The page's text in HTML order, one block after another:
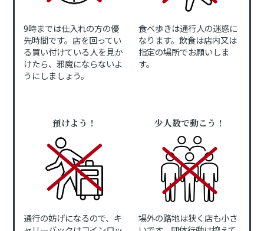
9時までは仕入れの方の優
先時間です。店を回ってい
る買い付けている人を見か
けたら、邪魔にならないよ
うにしましょう。
食べ歩きは通行人の迷惑に
なります。飲食は店内又は
指定の場所でお願いしま
す。
預けよう！
通行の妨げになるので、キ
少人数で動こう！
場外の路地は狭く店も小さ